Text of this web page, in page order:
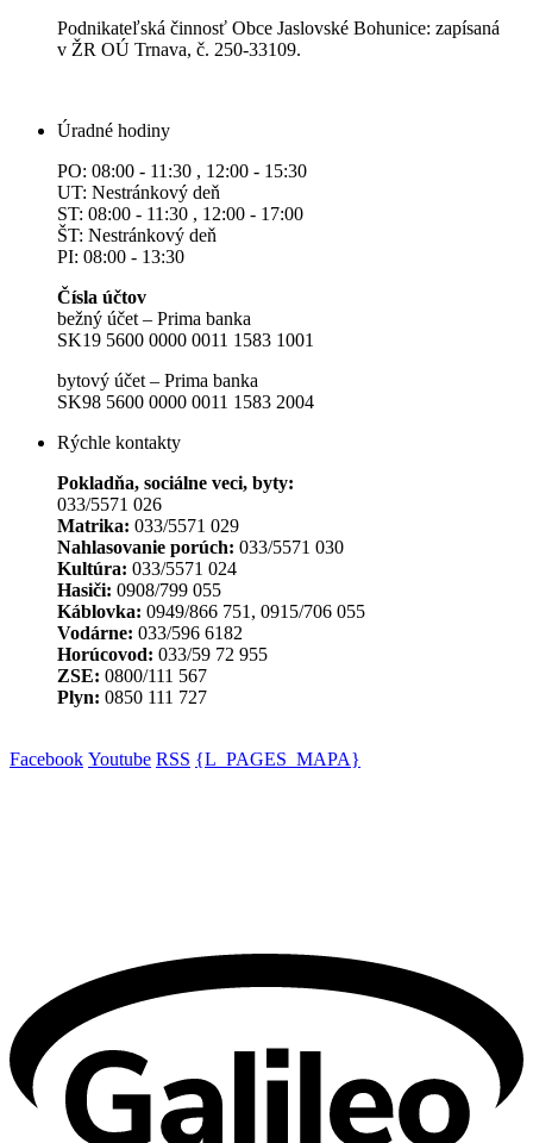
Podnikateľská činnosť Obce Jaslovské Bohunice: zapísaná
v ŽR OÚ Trnava, č. 250-33109.
Úradné hodiny
PO: 08:00 - 11:30 , 12:00 - 15:30
UT: Nestránkový deň
ST: 08:00 - 11:30 , 12:00 - 17:00
ŠT: Nestránkový deň
PI: 08:00 - 13:30
Čísla účtov
bežný účet – Prima banka
SK19 5600 0000 0011 1583 1001
bytový účet – Prima banka
SK98 5600 0000 0011 1583 2004
Rýchle kontakty
Pokladňa, sociálne veci, byty:
033/5571 026
Matrika: 033/5571 029
Nahlasovanie porúch: 033/5571 030
Kultúra: 033/5571 024
Hasiči: 0908/799 055
Káblovka: 0949/866 751, 0915/706 055
Vodárne: 033/596 6182
Horúcovod: 033/59 72 955
ZSE: 0800/111 567
Plyn: 0850 111 727
Facebook Youtube RSS {L_PAGES_MAPA}